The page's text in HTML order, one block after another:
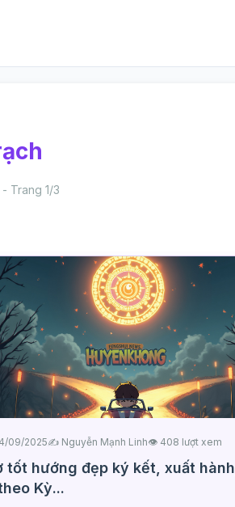
Trang 1/3
09/2025✍️ Nguyễn Mạnh Linh👁 408 lượt xem
tốt hướng đẹp ký kết, xuất hành,
Kỳ...